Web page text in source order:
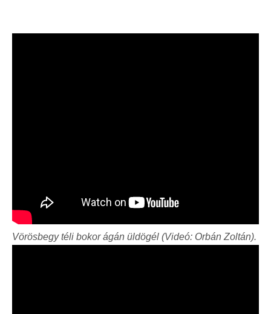
Vörösbegy téli bokor ágán üldögél (Videó: Orbán Zoltán).